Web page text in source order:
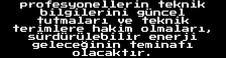
profesyonellerin teknik
bilgilerini güncel
tutmaları ve teknik
terimlere hakim olmaları,
sürdürülebilir enerji
geleceğinin teminatı
olacaktır.